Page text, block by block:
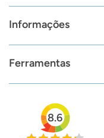
Informações
Ferramentas
8.6